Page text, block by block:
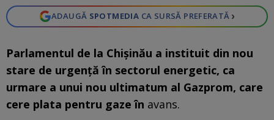
ADAUGĂ SPOTMEDIA CA SURSĂ PREFERATĂ ›
Parlamentul de la Chișinău a instituit din nou
stare de urgență în sectorul energetic, ca
urmare a unui nou ultimatum al Gazprom, care
cere plata pentru gaze în avans.